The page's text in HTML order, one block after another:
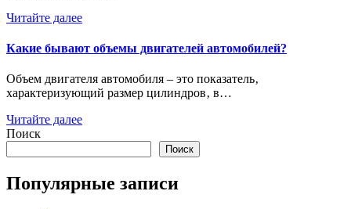
Читайте далее
Какие бывают объемы двигателей автомобилей?
Объем двигателя автомобиля – это показатель‚
характеризующий размер цилиндров‚ в…
Читайте далее
Поиск
Поиск
Популярные записи